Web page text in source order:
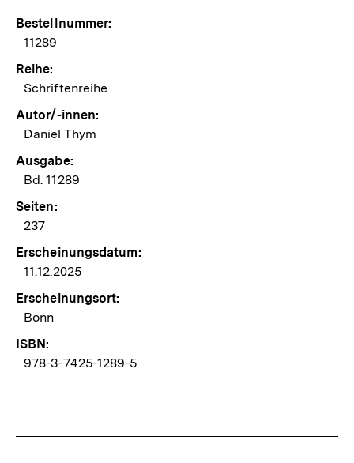
Bestellnummer:
11289
Reihe:
Schriftenreihe
Autor/-innen:
Daniel Thym
Ausgabe:
Bd. 11289
Seiten:
237
Erscheinungsdatum:
11.12.2025
Erscheinungsort:
Bonn
ISBN:
978-3-7425-1289-5